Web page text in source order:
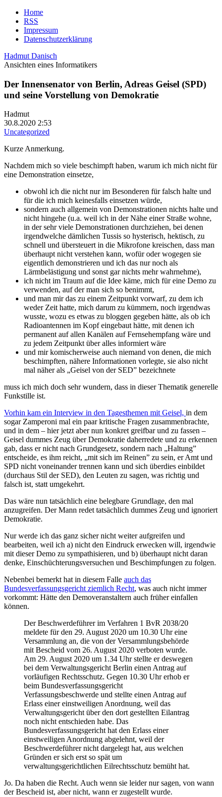
Home
RSS
Impressum
Datenschutzerklärung
Hadmut Danisch
Ansichten eines Informatikers
Der Innensenator von Berlin, Adreas Geisel (SPD)
und seine Vorstellung von Demokratie
Hadmut
30.8.2020 2:53
Uncategorized
Kurze Anmerkung.
Nachdem mich so viele beschimpft haben, warum ich mich nicht für
eine Demonstration einsetze,
obwohl ich die nicht nur im Besonderen für falsch halte und
für die ich mich keinesfalls einsetzen würde,
sondern auch allgemein von Demonstrationen nichts halte und
nicht hingehe (u.a. weil ich in der Nähe einer Straße wohne,
in der sehr viele Demonstrationen durchziehen, bei denen
irgendwelche dämlichen Tussis so hysterisch, hektisch, zu
schnell und übersteuert in die Mikrofone kreischen, dass man
überhaupt nicht verstehen kann, wofür oder wogegen sie
eigentlich demonstrieren und ich das nur noch als
Lärmbelästigung und sonst gar nichts mehr wahrnehme),
ich nicht im Traum auf die Idee käme, mich für eine Demo zu
verwenden, auf der man sich so benimmt,
und man mir das zu einem Zeitpunkt vorwarf, zu dem ich
weder Zeit hatte, mich darum zu kümmern, noch irgendwas
wusste, wozu es etwas zu bloggen gegeben hätte, als ob ich
Radioantennen im Kopf eingebaut hätte, mit denen ich
permanent auf allen Kanälen auf Fernsehempfang wäre und
zu jedem Zeitpunkt über alles informiert wäre
und mir komischerweise auch niemand von denen, die mich
beschimpften, nähere Informationen vorlegte, sie also nicht
mal näher als „Geisel von der SED” bezeichnete
muss ich mich doch sehr wundern, dass in dieser Thematik generelle
Funkstille ist.
Vorhin kam ein Interview in den Tagesthemen mit Geisel, in dem
sogar Zamperoni mal ein paar kritische Fragen zusammenbrachte,
und in dem – hier jetzt aber nun konkret greifbar und zu fassen –
Geisel dummes Zeug über Demokratie daherredete und zu erkennen
gab, dass er nicht nach Grundgesetz, sondern nach „Haltung”
entscheide, es ihm reicht, „mit sich im Reinen” zu sein, er Amt und
SPD nicht voneinander trennen kann und sich überdies einbildet
(durchaus Stil der SED), den Leuten zu sagen, was richtig und
falsch ist, statt umgekehrt.
Das wäre nun tatsächlich eine belegbare Grundlage, den mal
anzugreifen. Der Mann redet tatsächlich dummes Zeug und ignoriert
Demokratie.
Nur werde ich das ganz sicher nicht weiter aufgreifen und
bearbeiten, weil ich a) nicht den Eindruck erwecken will, irgendwie
mit dieser Demo zu sympathisieren, und b) überhaupt nicht daran
denke, Einschüchterungsversuchen und Beschimpfungen zu folgen.
Nebenbei bemerkt hat in diesem Falle auch das
Bundesverfassungsgericht ziemlich Recht, was auch nicht immer
vorkommt: Hätte den Demoveranstaltern auch früher einfallen
können.
Der Beschwerdeführer im Verfahren 1 BvR 2038/20
meldete für den 29. August 2020 um 10.30 Uhr eine
Versammlung an, die von der Versammlungsbehörde
mit Bescheid vom 26. August 2020 verboten wurde.
Am 29. August 2020 um 1.34 Uhr stellte er deswegen
bei dem Verwaltungsgericht Berlin einen Antrag auf
vorläufigen Rechtsschutz. Gegen 10.30 Uhr erhob er
beim Bundesverfassungsgericht
Verfassungsbeschwerde und stellte einen Antrag auf
Erlass einer einstweiligen Anordnung, weil das
Verwaltungsgericht über den dort gestellten Eilantrag
noch nicht entschieden habe. Das
Bundesverfassungsgericht hat den Erlass einer
einstweiligen Anordnung abgelehnt, weil der
Beschwerdeführer nicht dargelegt hat, aus welchen
Gründen er sich erst so spät um
verwaltungsgerichtlichen Eilrechtsschutz bemüht hat.
Jo. Da haben die Recht. Auch wenn sie leider nur sagen, von wann
der Bescheid ist, aber nicht, wann er zugestellt wurde.